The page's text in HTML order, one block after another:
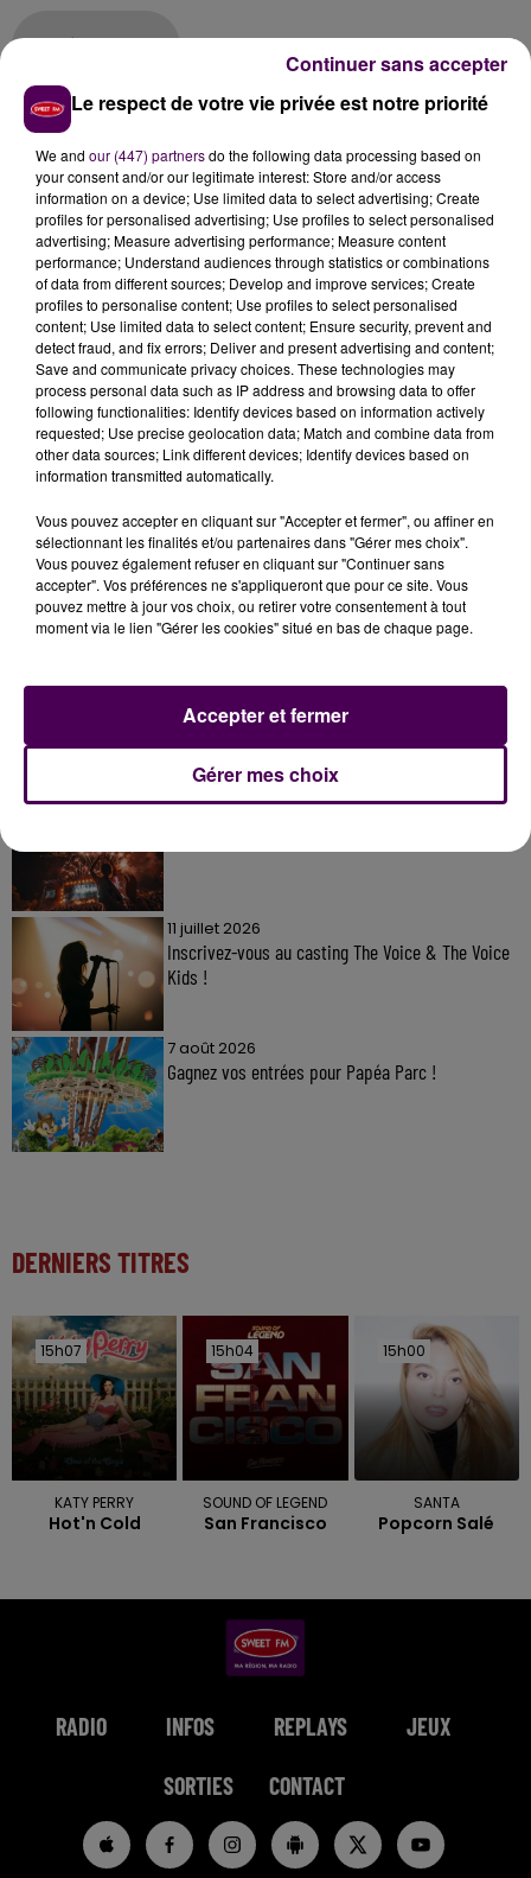
Amélie Lorret
La production reste à Sablé-sur-Sarthe
A Kyoto il n’y aura qu’une boutique, pas d'atelier de
confection. La Sablésienne tient à garder son unité de
production à Sablé-sur-Sarthe :"Ce sont les mêmes
personnes qui les fabriquent, avec les mêmes
ingrédients, avant de les envoyer au Mans, à Angers,
à La Flèche ou bientôt à Kyoto. Nos biscuits
supportent le transport sans souci"explique Amélie
Lorret. Les Japonais tiennent aussi à ce que leurs
biscuits soient bien estampillés"made in France"
Amélie Lorret
À LA UNE
7 août 2026
11 juillet 2026
Inscrivez-vous au casting The Voice & The Voice
Kids !
7 août 2026
Gagnez vos entrées pour Papéa Parc !
DERNIERS TITRES
15h07
15h07
KATY PERRY
Hot'n Cold
15h04
15h04
SOUND OF LEGEND
San Francisco
15h00
15h00
SANTA
Popcorn Salé
RADIO INFOS REPLAYS JEUX
SORTIES CONTACT
Le respect de votre vie privée est notre priorité
We and our (447) partnersdo the following data processing based on
your consent and/or our legitimate interest: Store and/or access
information on a device; Use limited data to select advertising; Create
profiles for personalised advertising; Use profiles to select personalised
advertising; Measure advertising performance; Measure content
performance; Understand audiences through statistics or combinations
of data from different sources; Develop and improve services; Create
profiles to personalise content; Use profiles to select personalised
content; Use limited data to select content; Ensure security, prevent and
detect fraud, and fix errors; Deliver and present advertising and content;
Save and communicate privacy choices. These technologies may
process personal data such as IP address and browsing data to offer
following functionalities: Identify devices based on information actively
requested; Use precise geolocation data; Match and combine data from
other data sources; Link different devices; Identify devices based on
information transmitted automatically.
Vous pouvez accepter en cliquant sur "Accepter et fermer", ou affiner en
sélectionnant les finalités et/ou partenaires dans "Gérer mes choix".
Vous pouvez également refuser en cliquant sur "Continuer sans
accepter". Vos préférences ne s'appliqueront que pour ce site. Vous
pouvez mettre à jour vos choix, ou retirer votre consentement à tout
moment via le lien "Gérer les cookies" situé en bas de chaque page.
Gérer mes choix
Accepter et fermer
Continuer sans accepter